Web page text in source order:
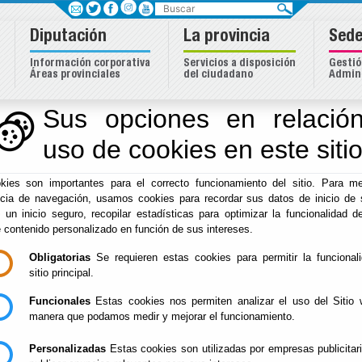
Sus opciones en
uso de cookies en este sitio
son importantes para el correcto funcionamiento del sitio. Para
de navegación, usamos cookies para recordar sus datos de inicio de
un inicio seguro, recopilar estadísticas para optimizar la funcionalidad
contenido personalizado en función de sus intereses.
Obligatorias Se requieren estas cookies para permitir la
sitio principal.
Funcionales Estas cookies nos permiten analizar el uso del Sitio
manera que podamos medir y mejorar el funcionamiento.
Personalizadas Estas cookies son utilizadas por empresas
Inicio - Iniciativas Europeas - Proyecto de Inserción
Proyecto de Inserción
Jóvenes de la
Buscar
Diputación
Información corporativa
Áreas provinciales
La provincia
Servicios a disposición
del ciudadano